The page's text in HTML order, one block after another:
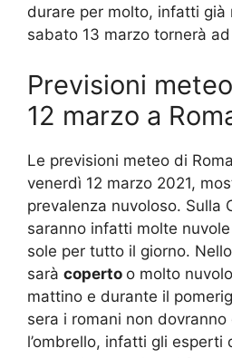
durare per molto, infatti già
sabato 13 marzo tornerà
Previsioni
12 marzo a
Le previsioni meteo di
venerdì 12 marzo 2021,
prevalenza nuvoloso. Sulla
saranno infatti molte
sole per tutto il giorno.
sarà coperto o molto
mattino e durante il
sera i romani non
l’ombrello, infatti gli esperti